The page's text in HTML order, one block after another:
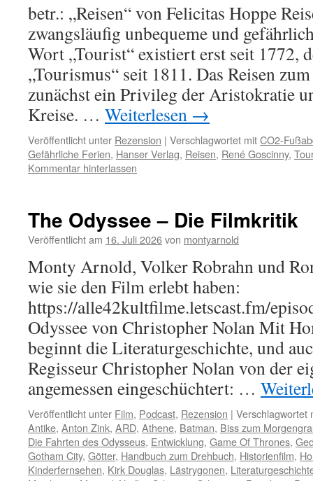
betr.: „Reisen“ von Felicitas Hoppe
zwangsläufig unbequeme und
Wort „Tourist“ existiert erst seit 1772,
„Tourismus“ seit 1811. Das Reisen
zunächst ein Privileg der Aristokratie
Kreise. … Weiterlesen →
Veröffentlicht unter Rezension | Verschlagwortet mitCO2-
Gefährliche Ferien, Hanser Verlag, Reisen, René Goscinny,
Kommentar hinterlassen
The Odyssee – Die Filmkritik
Veröffentlicht am 16. Juli 2026von montyarnold
Monty Arnold, Volker Robrahn und
wie sie den Film erlebt haben:
https://alle42kultfilme.letscast.fm/
Odyssee von Christopher Nolan Mit
beginnt die Literaturgeschichte, und
Regisseur Christopher Nolan von der
angemessen eingeschüchtert: …
Veröffentlicht unter Film, Podcast, Rezension | Verschlagwortet
Antike, Anton Zink, ARD, Athene, Batman, Biss zum
Die Fahrten des Odysseus, Entwicklung, Game Of Thrones,
Gotham City, Götter, Handbuch zum Drehbuch, Historienfilm,
Kinderfernsehen, Kirk Douglas, Lästrygonen,